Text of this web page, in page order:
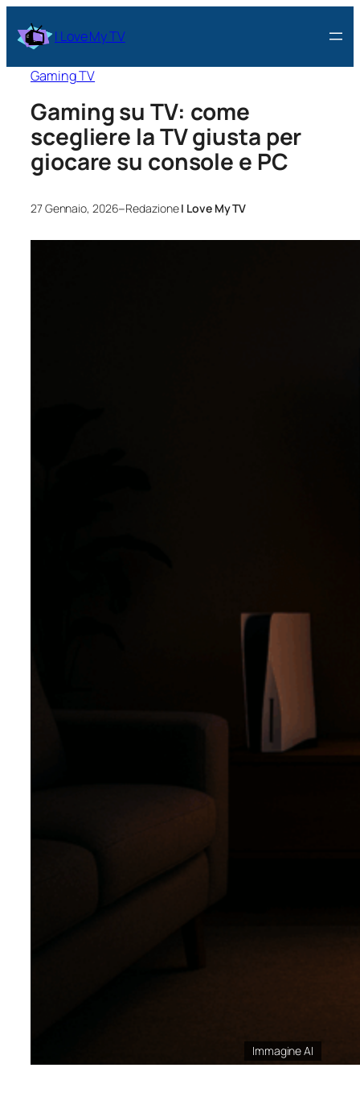
I Love My TV
Gaming TV
Gaming su TV: come
scegliere la TV giusta per
giocare su console e PC
27 Gennaio, 2026–RedazioneI Love My TV
Immagine AI